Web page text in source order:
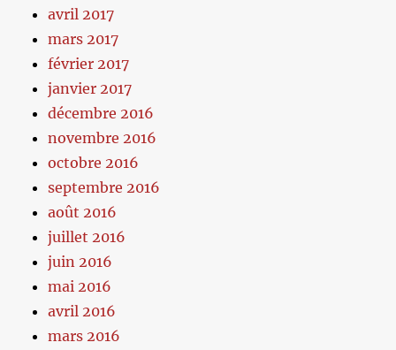
avril 2017
mars 2017
février 2017
janvier 2017
décembre 2016
novembre 2016
octobre 2016
septembre 2016
août 2016
juillet 2016
juin 2016
mai 2016
avril 2016
mars 2016